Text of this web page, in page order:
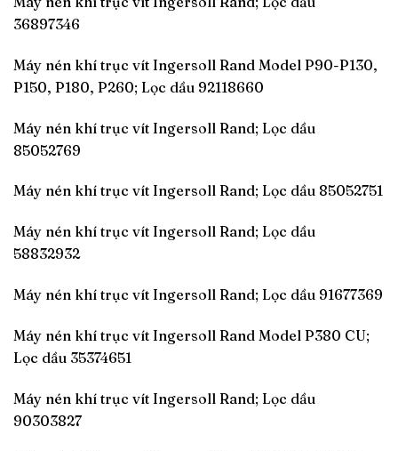
36897346
Máy nén khí trục vít Ingersoll Rand Model P90-P130,
P150, P180, P260; Lọc dầu 92118660
Máy nén khí trục vít Ingersoll Rand; Lọc dầu
85052769
Máy nén khí trục vít Ingersoll Rand; Lọc dầu 85052751
Máy nén khí trục vít Ingersoll Rand; Lọc dầu
58832932
Máy nén khí trục vít Ingersoll Rand; Lọc dầu 91677369
Máy nén khí trục vít Ingersoll Rand Model P380 CU;
Lọc dầu 35374651
Máy nén khí trục vít Ingersoll Rand; Lọc dầu
90303827